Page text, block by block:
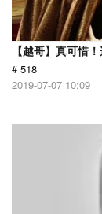
【越哥】真可惜
# 518
2019-07-07 10:09